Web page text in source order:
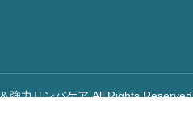
強力リンパケアAll Rights